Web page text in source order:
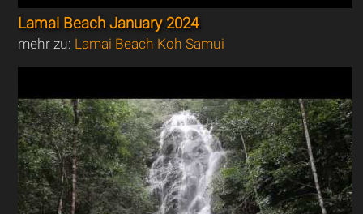
Lamai Beach January 2024
mehr zu: Lamai Beach Koh Samui